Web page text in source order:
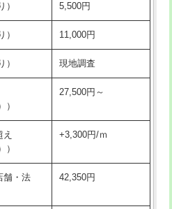
38,500円
22,000円
16,500円
現場見積
格です。
ップ
22,000円+材料費
水栓） 16,500円
） 5,500円
） 11,000円
） 現地調査
）
27,500円～
）
+3,300円/ｍ
舗・法
42,350円